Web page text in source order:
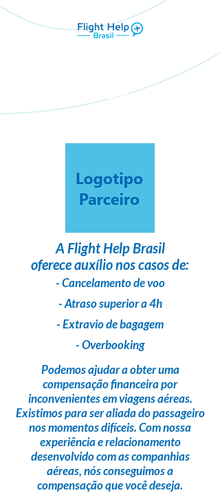
em parceria com
A Flight Help Brasil
oferece auxílio nos casos de:
- Cancelamento de voo
- Atraso superior a 4h
- Extravio de bagagem
- Overbooking
Podemos ajudar a obter uma
compensação financeirapor
inconvenientes em viagens aéreas.
Existimos para seraliada do passageiro
nos momentos difíceis. Com nossa
experiência e relacionamento
desenvolvido com as companhias
aéreas,nós conseguimos a
compensação que você deseja.